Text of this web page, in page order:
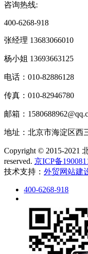
咨询热线:
400-6268-918
张经理 13683066010
杨小姐 13693663125
电话：010-82886128
传真：010-82946780
邮箱：
地址：北京市海淀区西
Copyright © 2015-2021
reserved. 京ICP备
技术支持： 外贸网站建
400-6268-918